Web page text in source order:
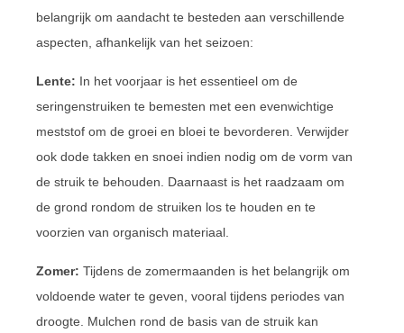
belangrijk om aandacht te besteden aan verschillende
aspecten, afhankelijk van het seizoen:
Lente: In het voorjaar is het essentieel om de
seringenstruiken te bemesten met een evenwichtige
meststof om de groei en bloei te bevorderen. Verwijder
ook dode takken en snoei indien nodig om de vorm van
de struik te behouden. Daarnaast is het raadzaam om
de grond rondom de struiken los te houden en te
voorzien van organisch materiaal.
Zomer: Tijdens de zomermaanden is het belangrijk om
voldoende water te geven, vooral tijdens periodes van
droogte. Mulchen rond de basis van de struik kan